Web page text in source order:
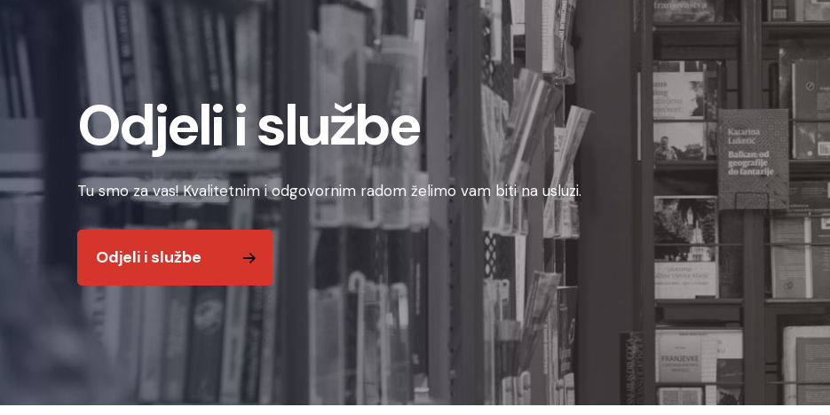
Odjeli i službe
Tu smo za vas! Kvalitetnim i odgovornim radom želimo vam biti na usluzi.
Odjeli i službe